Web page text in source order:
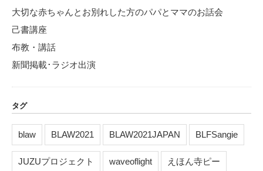
大切な赤ちゃんとお別れした方のパパとママのお話会
己書講座
布教・講話
新聞掲載･ラジオ出演
タグ
blaw BLAW2021 BLAW2021JAPAN BLFSangie
JUZUプロジェクト waveoflight えほん寺ピー